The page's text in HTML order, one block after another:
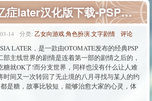
amnesia失忆症later汉化版下载-PSP失忆症later游戏汉化版下载
14 分类: 乙女向游戏,角色扮演,文字剧情 评论
LATER，是一款由OTOMATE发布的经典PSP
主线世界的剧情是连着第一部的剧情之后的，
糖就OK了!而分支世界，同样也没有什么让人难
时间又一次转回了无止境的八月寻找与某人的约
是糖，故事比较短，能够治愈大家的心灵，体